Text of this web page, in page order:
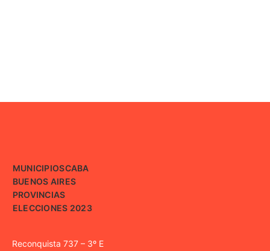
MUNICIPIOSCABA
BUENOS AIRES
PROVINCIAS
ELECCIONES 2023
Reconquista 737 – 3º E